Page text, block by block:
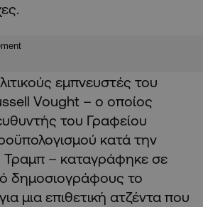
εμπνευστές του
Vought – ο οποίος
του Γραφείου
κατά την
Τραμπ – καταγράφηκε σε
δημοσιογράφους το
μια επιθετική ατζέντα που